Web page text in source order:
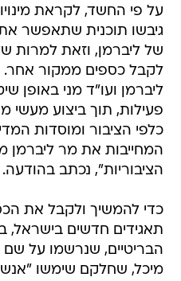
על פי החשד, לקראת
גיבשו תוכנית שתאפשר
של ליברמן, וזאת למרות
לקבל כספים ממקור אחר.
ליברמן ועו"ד מני באופן
פעילות, תוך ביצוע מעשי
כלפי הציבור ומוסדות
המחייבות את מר ליברמן
הציבוריות", נכתב בהודעה.
כדי להמשיך ולקבל את
תאגידים חדשים בישראל,
הבריטיים, שנרשמו על
מיכל, שחלקם שימשו